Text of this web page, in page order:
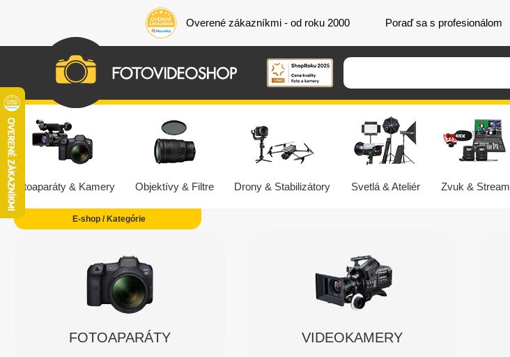
Overené zákazníkmi - od roku 2000 Poraď sa s profesionálom
Fotoaparáty & Kamery Objektívy & Filtre Drony & Stabilizátory Svetlá & Ateliér Zvuk & Stream
FOTOAPARÁTY VIDEOKAMERY
E-shop / Kategórie